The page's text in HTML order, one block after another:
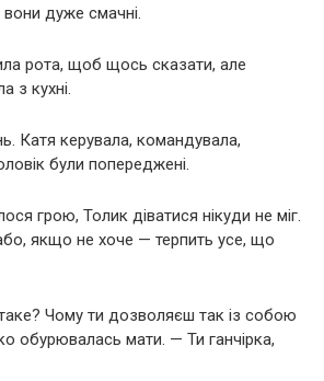
дуже смачні.
рота, щоб щось сказати, але
з кухні.
Катя керувала, командувала,
були попереджені.
грою, Толик діватися нікуди не міг.
якщо не хоче — терпить усе, що
Чому ти дозволяєш так із собою
обурювалась мати. — Ти ганчірка,